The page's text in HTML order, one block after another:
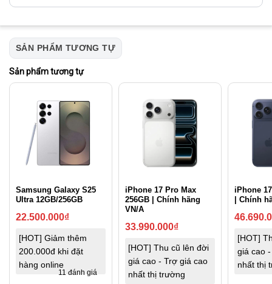
SẢN PHẨM TƯƠNG TỰ
Sản phẩm tương tự
Samsung Galaxy S25
Ultra 12GB/256GB
22.500.000₫
[HOT] Giảm thêm
200.000đ khi đặt
hàng online
11 đánh giá
iPhone 17 Pro Max
256GB | Chính hãng
VN/A
33.990.000₫
[HOT] Thu cũ lên đời
giá cao - Trợ giá cao
nhất thị trường
iPhone
| Chính
[HOT]
giá cao
nhất thị